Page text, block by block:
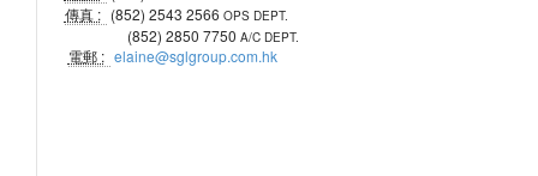
傳真 : (852) 2543 2566 OPS DEPT.
(852) 2850 7750 A/C DEPT.
電郵 : elaine@sglgroup.com.hk